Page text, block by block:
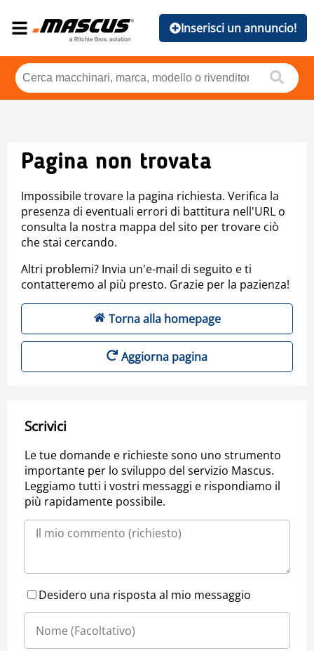
Inserisci un annuncio!
Pagina non trovata
Impossibile trovare la pagina richiesta. Verifica la
presenza di eventuali errori di battitura nell'URL o
consulta la nostra mappa del sito per trovare ciò
che stai cercando.
Altri problemi? Invia un'e-mail di seguito e ti
contatteremo al più presto. Grazie per la pazienza!
Torna alla homepage
Aggiorna pagina
Scrivici
Le tue domande e richieste sono uno strumento
importante per lo sviluppo del servizio Mascus.
Leggiamo tutti i vostri messaggi e rispondiamo il
più rapidamente possibile.
Desidero una risposta al mio messaggio